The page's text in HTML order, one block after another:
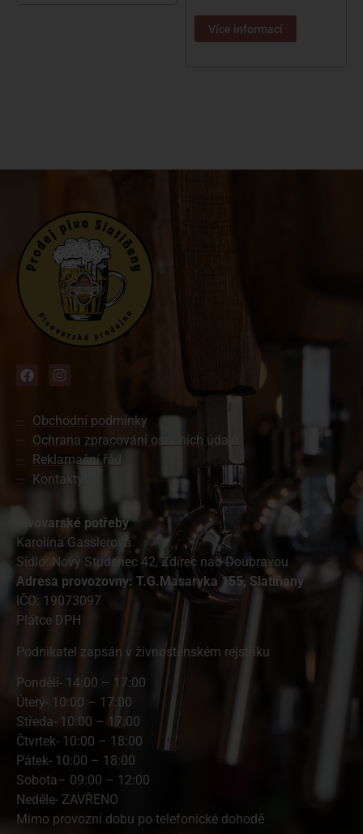
Více informací
Obchodní podmínky
Ochrana zpracování osobních údajů
Reklamační řád
Kontakty
Pivovarské potřeby
Karolína Gasslerová
Sídlo: Nový Studenec 42, Ždírec nad Doubravou
Adresa provozovny: T.G.Masaryka 155, Slatiňany
IČO: 19073097
Plátce DPH
Podnikatel zapsán v živnostenském rejstříku
Pondělí- 14:00 – 17:00
Úterý- 10:00 – 17:00
Středa- 10:00 – 17:00
Čtvrtek- 10:00 – 18:00
Pátek- 10:00 – 18:00
Sobota– 09:00 – 12:00
Neděle- ZAVŘENO
Mimo provozní dobu po telefonické dohodě